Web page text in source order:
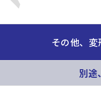
その他、
別途